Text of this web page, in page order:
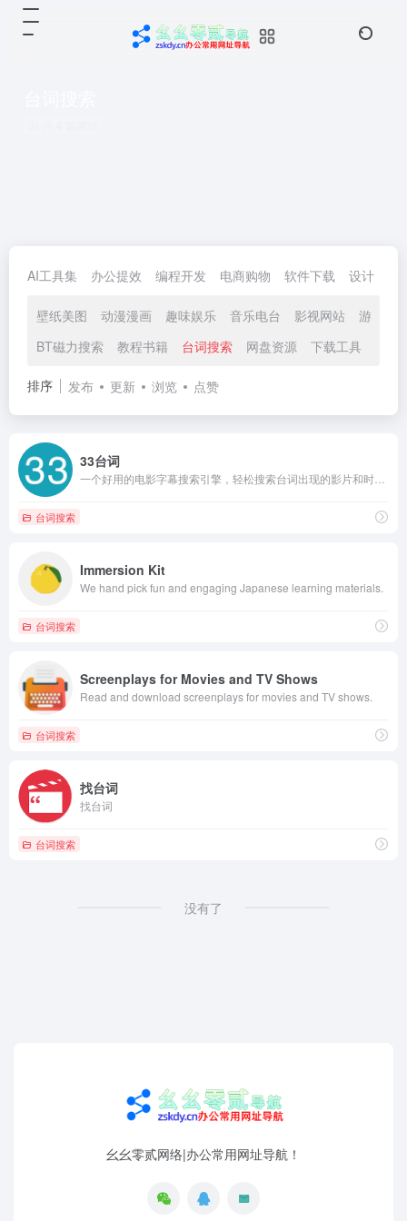
AI工具集 办公提效 编程开发 电商购物 软件下载 设计
壁纸美图 动漫漫画 趣味娱乐 音乐电台 影视网站
游戏放
BT磁力搜索
教程书籍 台词搜索 网盘资源 下载工具
排序 发布 更新 浏览 点赞
33台词
台词搜索
Immersion Kit
We hand pick fun and engaging Japanese learning materials.
台词搜索
Screenplays for Movies and TV Shows
Read and download screenplays for movies and TV shows.
台词搜索
找台词
找台词
台词搜索
没有了
幺幺零贰网络|办公常用网址导航！